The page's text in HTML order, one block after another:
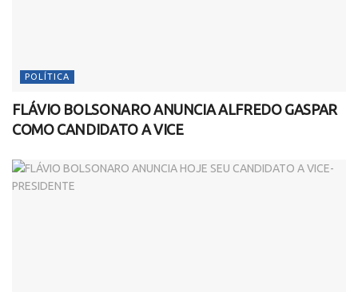
POLÍTICA
FLÁVIO BOLSONARO ANUNCIA ALFREDO GASPAR
COMO CANDIDATO A VICE